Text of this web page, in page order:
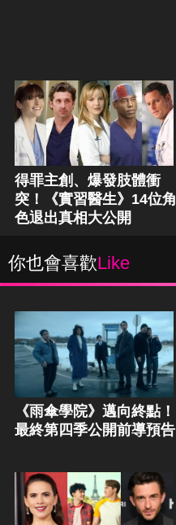
得罪主創、爆發肢體衝
突！《實習醫生》14位角
色退出真相大公開
你也會喜歡Like
《雨傘學院》邁向終點！
最終第四季公開前導預告